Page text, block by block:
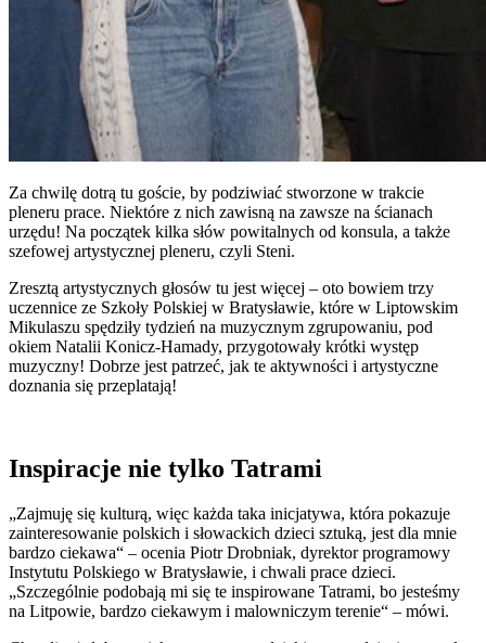
Za chwilę dotrą tu goście, by podziwiać stworzone w trakcie
pleneru prace. Niektóre z nich zawisną na zawsze na ścianach
urzędu! Na początek kilka słów powitalnych od konsula, a także
szefowej artystycznej pleneru, czyli Steni.
Zresztą artystycznych głosów tu jest więcej – oto bowiem trzy
uczennice ze Szkoły Polskiej w Bratysławie, które w Liptowskim
Mikulaszu spędziły tydzień na muzycznym zgrupowaniu, pod
okiem Natalii Konicz-Hamady, przygotowały krótki występ
muzyczny! Dobrze jest patrzeć, jak te aktywności i artystyczne
doznania się przeplatają!
Inspiracje nie tylko Tatrami
„Zajmuję się kulturą, więc każda taka inicjatywa, która pokazuje
zainteresowanie polskich i słowackich dzieci sztuką, jest dla mnie
bardzo ciekawa“ – ocenia Piotr Drobniak, dyrektor programowy
Instytutu Polskiego w Bratysławie, i chwali prace dzieci.
„Szczególnie podobają mi się te inspirowane Tatrami, bo jesteśmy
na Litpowie, bardzo ciekawym i malowniczym terenie“ – mówi.